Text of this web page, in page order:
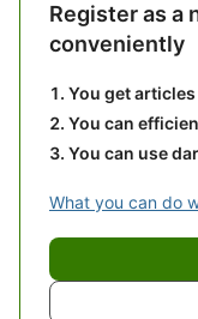
Register as a
conveniently
You get
You can
You can use
What you can do